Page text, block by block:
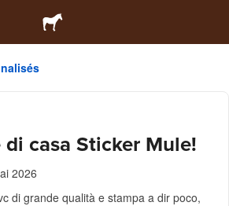
casa Sticker Mule!
2026
di grande qualità e stampa a dir poco,